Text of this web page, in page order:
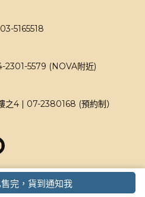
完，貨到通知我
5165518
2301-5579 (NOVA附近)
之4 | 07-2380168 (預約制）